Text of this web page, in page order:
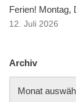
Ferien! Montag,
12. Juli 2026
Archiv